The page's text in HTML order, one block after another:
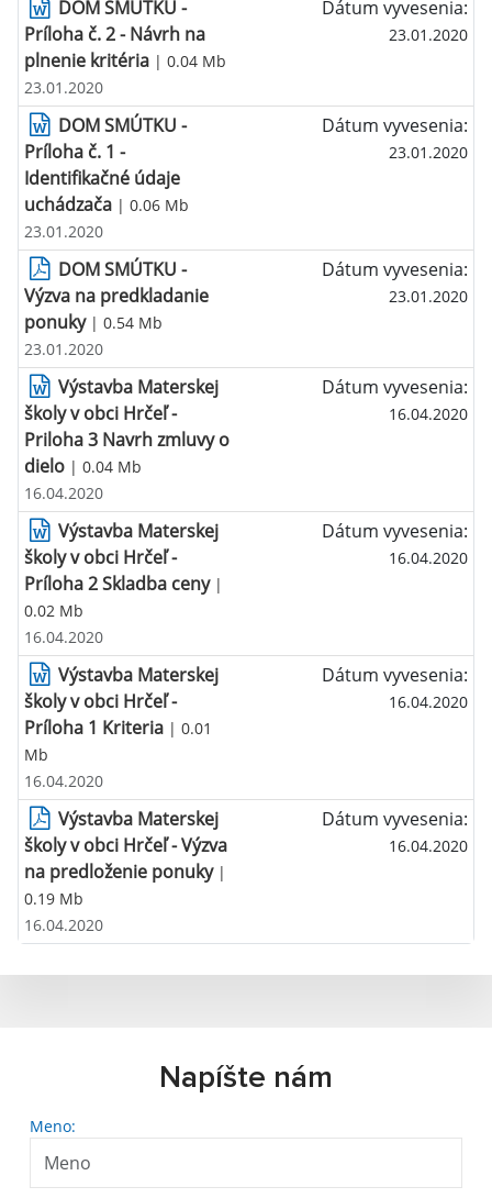
DOM SMÚTKU -
Príloha č. 2 - Návrh na
plnenie kritéria | 0.04 Mb
Dátum vyvesenia:
23.01.2020
23.01.2020
DOM SMÚTKU -
Príloha č. 1 -
Identifikačné údaje
uchádzača | 0.06 Mb
Dátum vyvesenia:
23.01.2020
23.01.2020
DOM SMÚTKU -
Výzva na predkladanie
ponuky| 0.54 Mb
Dátum vyvesenia:
23.01.2020
23.01.2020
Výstavba Materskej
školy v obci Hrčeľ -
Priloha 3 Navrh zmluvy o
dielo | 0.04 Mb
Dátum vyvesenia:
16.04.2020
16.04.2020
Výstavba Materskej
školy v obci Hrčeľ -
Príloha 2 Skladba ceny|
0.02 Mb
Dátum vyvesenia:
16.04.2020
16.04.2020
Výstavba Materskej
školy v obci Hrčeľ -
Príloha 1 Kriteria | 0.01
Mb
Dátum vyvesenia:
16.04.2020
16.04.2020
Výstavba Materskej
školy v obci Hrčeľ - Výzva
na predloženie ponuky|
0.19 Mb
Dátum vyvesenia:
16.04.2020
16.04.2020
Napíšte nám
Meno: